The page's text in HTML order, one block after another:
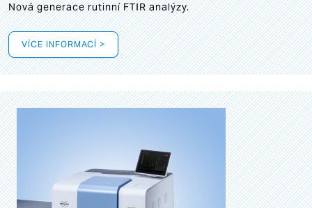
Nová generace rutinní FTIR analýzy.
VÍCE INFORMACÍ >